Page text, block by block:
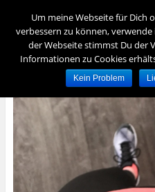
Menü
foreverydayfit
– für immer und jeden Tag fit –
Um meine Webseite für Dich
verbessern zu können,
der Webseite stimmst Du der
Informationen zu Cookies
Kein Problem